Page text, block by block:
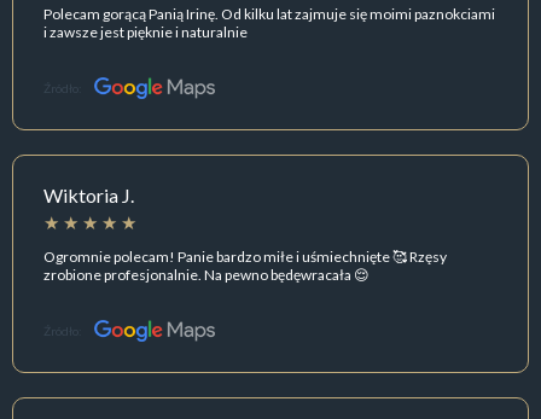
Polecam gorącą Panią Irinę. Od kilku lat zajmuje się moimi paznokciami
i zawsze jest pięknie i naturalnie
Źródło:
Wiktoria J.
Ogromnie polecam! Panie bardzo miłe i uśmiechnięte 🥰 Rzęsy
zrobione profesjonalnie. Na pewno będęwracała 😌
Źródło: